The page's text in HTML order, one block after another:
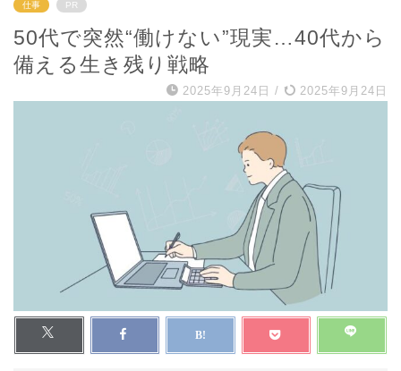
仕事 PR
50代で突然“働けない”現実…40代から
備える生き残り戦略
2025年9月24日 / 2025年9月24日